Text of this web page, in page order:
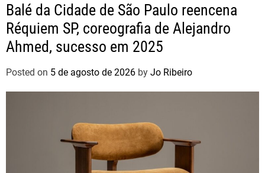
Balé da Cidade de São Paulo reencena
Réquiem SP, coreografia de Alejandro
Ahmed, sucesso em 2025
Posted on 5 de agosto de 2026 by Jo Ribeiro